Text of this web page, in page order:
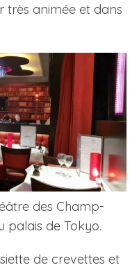
très animée et dans
des Champ-
palais de Tokyo.
de crevettes et